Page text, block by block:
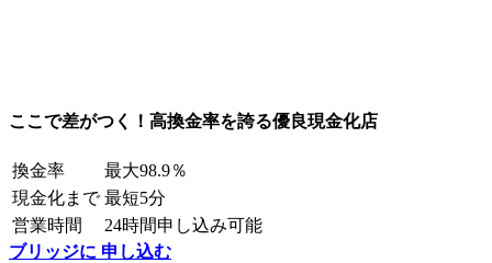
ここで差がつく！高換金率を誇る優良現金化店
換金率
最大98.9％
現金化まで 最短5分
営業時間
24時間申し込み可能
ブリッジに 申し込む